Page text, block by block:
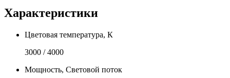
светильник
Liberty
Характеристики
Цветовая температура, К
3000 / 4000
Мощность, Световой поток